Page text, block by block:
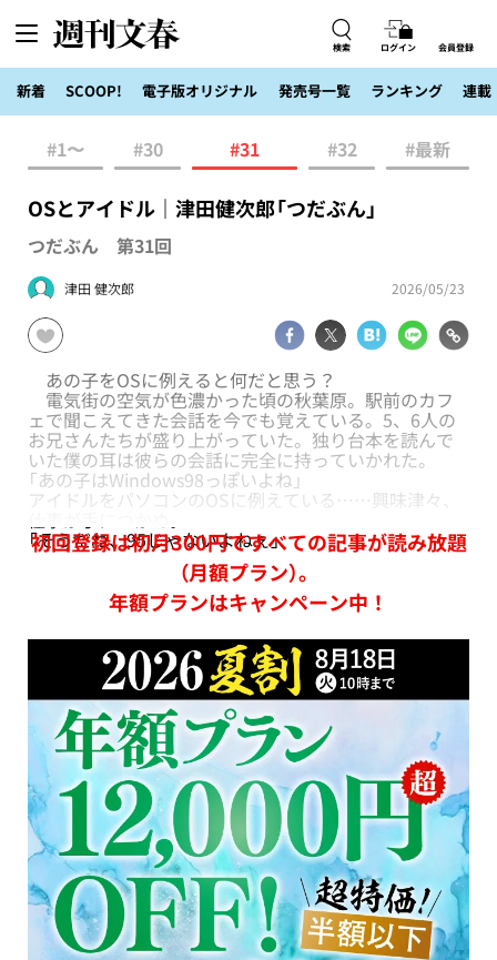
検索 ログイン 会員登録
新着 SCOOP! 電子版オリジナル 発売号一覧 ランキング 連載
#1〜 #30 #31 #32 #最新
OSとアイドル｜津田健次郎「つだぶん」
つだぶん 第31回
津田 健次郎 2026/05/23
あの子をOSに例えると何だと思う？
電気街の空気が色濃かった頃の秋葉原。駅前のカフ
ェで聞こえてきた会話を今でも覚えている。5、6人の
お兄さんたちが盛り上がっていた。独り台本を読んで
いた僕の耳は彼らの会話に完全に持っていかれた。
「あの子はWindows98っぽいよね」
アイドルをパソコンのOSに例えている……興味津々、
「そうだね、95じゃないよねぇ」
初回登録は初月300円ですべての記事が読み放題
（月額プラン）。
年額プランはキャンペーン中！